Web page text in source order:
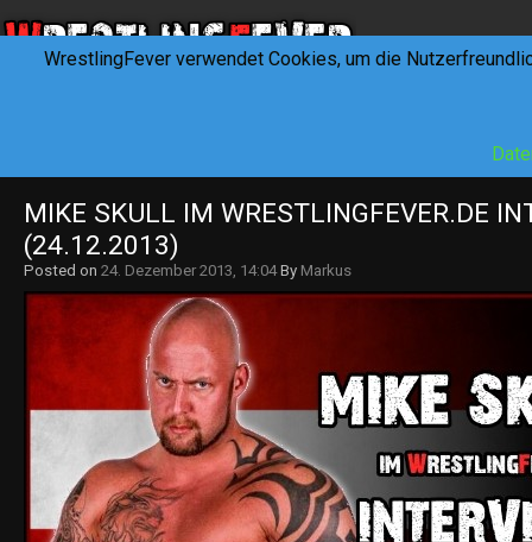
MIKE SKULL IM WRESTLINGFEVER.DE
(24.12.2013)
Posted on 24. Dezember 2013, 14:04By Markus
WrestlingFever verwendet Cookies, um die